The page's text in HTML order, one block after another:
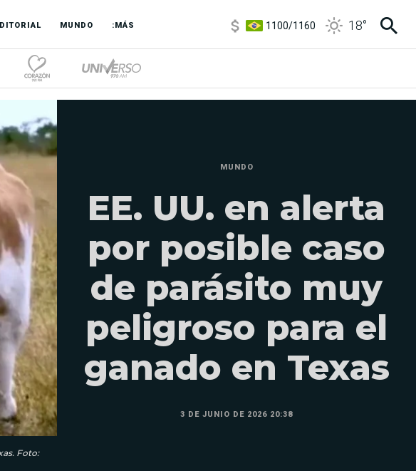
MUNDO :MÁS
3,8/4
18°
Foto:
MUNDO
EE. UU. en alerta
por posible caso
de parásito muy
peligroso para el
ganado en Texas
3 DE JUNIO DE 2026 20:38